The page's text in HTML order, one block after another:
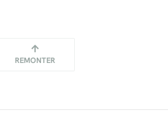
REMONTER